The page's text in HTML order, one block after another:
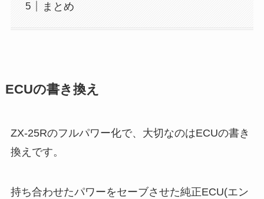
まとめ
ECUの書き換え
ZX-25Rのフルパワー化で、大切なのはECUの書き
換えです。
持ち合わせたパワーをセーブさせた純正ECU(エン